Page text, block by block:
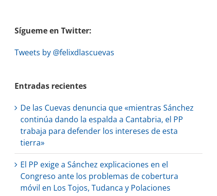
Sígueme en Twitter:
Tweets by @felixdlascuevas
Entradas recientes
De las Cuevas denuncia que «mientras Sánchez
continúa dando la espalda a Cantabria, el PP
trabaja para defender los intereses de esta
tierra»
El PP exige a Sánchez explicaciones en el
Congreso ante los problemas de cobertura
móvil en Los Tojos, Tudanca y Polaciones